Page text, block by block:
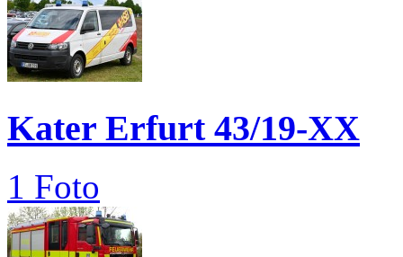
Kater Erfurt 43/19-XX
1 Foto